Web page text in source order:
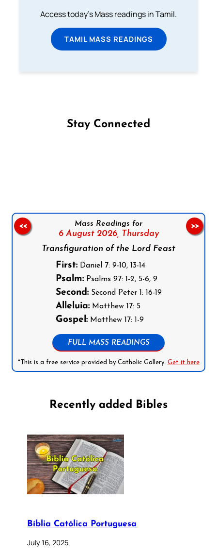
Access today's Mass readings in Tamil.
TAMIL MASS READINGS
Stay Connected
Mass Readings for
6 August 2026, Thursday
Transfiguration of the Lord Feast
First:Daniel 7: 9-10, 13-14
Psalm:Psalms 97: 1-2, 5-6, 9
Second:Second Peter 1: 16-19
Alleluia:Matthew 17: 5
Gospel:Matthew 17: 1-9
FULL MASS READINGS
*This is a free service provided by Catholic Gallery. Get it here
<< >>
Recently added Bibles
Bíblia Católica Portuguesa
July 16, 2025